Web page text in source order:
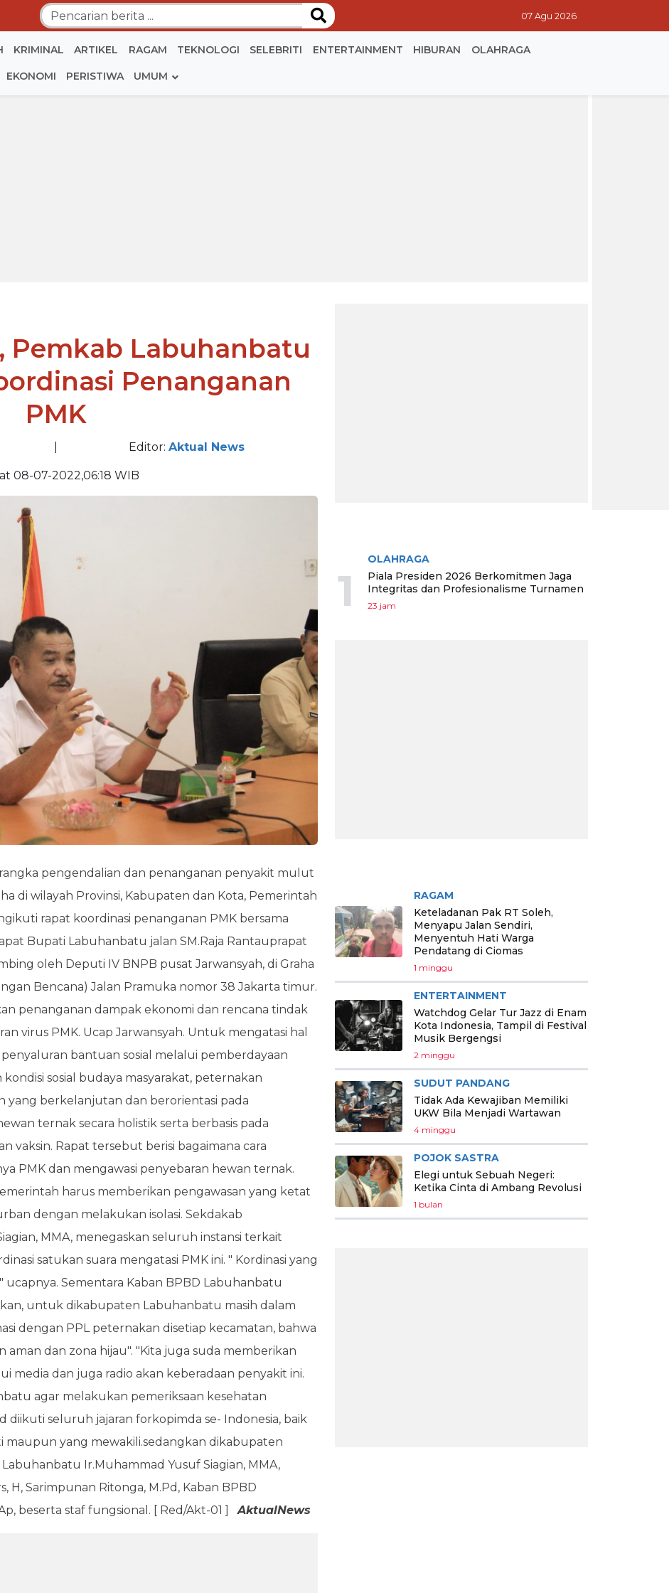
07 Agu 2026
KRIMINAL ARTIKEL RAGAM TEKNOLOGI SELEBRITI ENTERTAINMENT HIBURAN OLAHRAGA
EKONOMI PERISTIWA UMUM
Pemkab Labuhanbatu
Penanganan
PMK
Editor:Aktual News
08-07-2022,06:18 WIB
pengendalian dan penanganan penyakit mulut
di wilayah Provinsi, Kabupaten dan Kota, Pemerintah
rapat koordinasi penanganan PMK bersama
Bupati Labuhanbatu jalan SM.Raja Rantauprapat
oleh Deputi IV BNPB pusat Jarwansyah, di Graha
Bencana) Jalan Pramuka nomor 38 Jakarta timur.
penanganan dampak ekonomi dan rencana tindak
virus PMK. Ucap Jarwansyah. Untuk mengatasi hal
bantuan sosial melalui pemberdayaan
sosial budaya masyarakat, peternakan
yang berkelanjutan dan berorientasi pada
ternak secara holistik serta berbasis pada
vaksin. Rapat tersebut berisi bagaimana cara
PMK dan mengawasi penyebaran hewan ternak.
harus memberikan pengawasan yang ketat
dengan melakukan isolasi. Sekdakab
MMA, menegaskan seluruh instansi terkait
satukan suara mengatasi PMK ini. " Kordinasi yang
ucapnya. Sementara Kaban BPBD Labuhanbatu
untuk dikabupaten Labuhanbatu masih dalam
dengan PPL peternakan disetiap kecamatan, bahwa
dan zona hijau". "Kita juga suda memberikan
media dan juga radio akan keberadaan penyakit ini.
agar melakukan pemeriksaan kesehatan
diikuti seluruh jajaran forkopimda se- Indonesia, baik
maupun yang mewakili.sedangkan dikabupaten
Ir.Muhammad Yusuf Siagian, MMA,
H, Sarimpunan Ritonga, M.Pd, Kaban BPBD
beserta staf fungsional. [ Red/Akt-01 ]AktualNews
1
OLAHRAGA
Piala Presiden 2026 Berkomitmen Jaga
Integritas dan Profesionalisme Turnamen
23 jam
RAGAM
Keteladanan Pak RT Soleh,
Menyapu Jalan Sendiri,
Menyentuh Hati Warga
Pendatang di Ciomas
1 minggu
ENTERTAINMENT
Watchdog Gelar Tur Jazz di Enam
Kota Indonesia, Tampil di Festival
Musik Bergengsi
2 minggu
SUDUT PANDANG
Tidak Ada Kewajiban Memiliki
UKW Bila Menjadi Wartawan
4 minggu
POJOK SASTRA
Elegi untuk Sebuah Negeri:
Ketika Cinta di Ambang Revolusi
1 bulan